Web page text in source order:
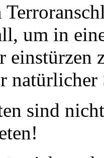
um in
einstürzen
natürlicher
sind